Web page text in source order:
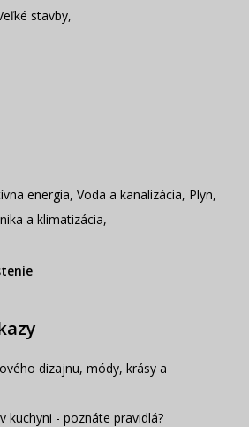
stavby,
energia, Voda a kanalizácia, Plyn,
a klimatizácia,
dizajnu, módy, krásy a
kuchyni - poznáte pravidlá?